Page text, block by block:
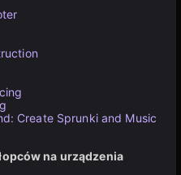
Create Sprunki and Music
na urządzenia